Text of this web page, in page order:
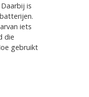
is
iets
die
gebruikt